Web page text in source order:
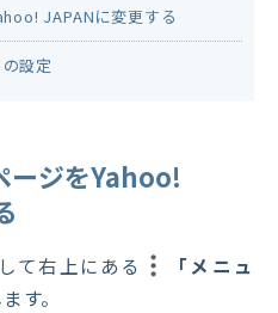
JAPANに変更する
設定
ージをYahoo!
て右上にある
「メニュ
す。